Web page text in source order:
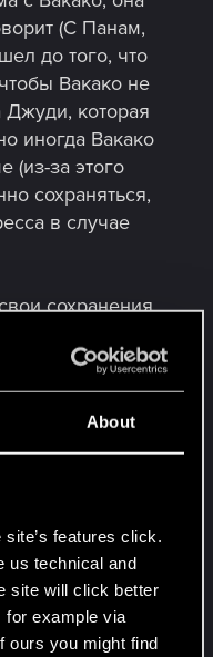
About
features click.
us technical and
site will click better
for example via
ours you might find
не могу.(С Панам,
до того, что
Вакако не
Джуди, которая
иногда Вакако
(из-за этого
сохраняться,
в случае
сохранения
Меня это
переустановить
по
Вот. Я хотел
я поехал
интернет и